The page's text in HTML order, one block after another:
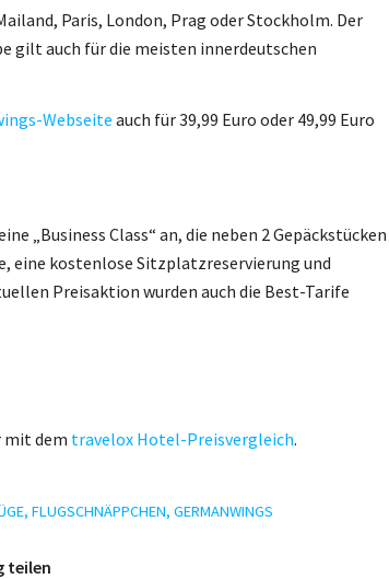
Paris, London, Prag oder Stockholm. Der
gilt auch für die meisten innerdeutschen
Webseiteauch für 39,99 Euro oder 49,99 Euro
„Business Class“ an, die neben 2 Gepäckstücken
eine kostenlose Sitzplatzreservierung und
Preisaktion wurden auch die Best-Tarife
mit dem travelox Hotel-Preisvergleich.
, FLUGSCHNÄPPCHEN, GERMANWINGS
teilen